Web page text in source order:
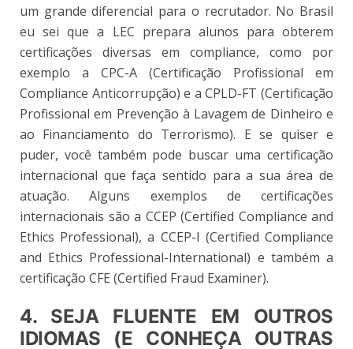
um grande diferencial para o recrutador. No Brasil
eu sei que a LEC prepara alunos para obterem
certificações diversas em compliance, como por
exemplo a CPC-A (Certificação Profissional em
Compliance Anticorrupção) e a CPLD-FT (Certificação
Profissional em Prevenção à Lavagem de Dinheiro e
ao Financiamento do Terrorismo). E se quiser e
puder, você também pode buscar uma certificação
internacional que faça sentido para a sua área de
atuação. Alguns exemplos de certificações
internacionais são a CCEP (Certified Compliance and
Ethics Professional), a CCEP-I (Certified Compliance
and Ethics Professional-International) e também a
certificação CFE (Certified Fraud Examiner).
4. SEJA FLUENTE EM OUTROS
IDIOMAS (E CONHEÇA OUTRAS